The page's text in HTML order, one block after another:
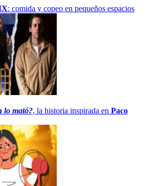
: comida y copeo en pequeños espacios
lo mató?, la historia inspirada en Paco